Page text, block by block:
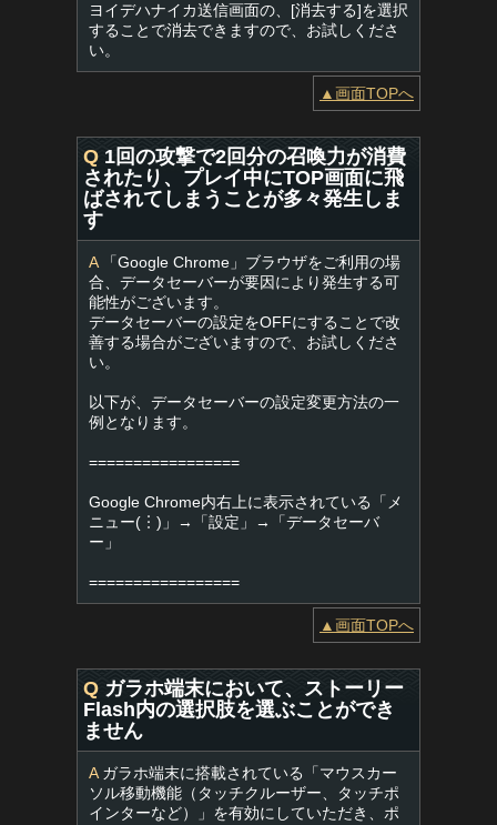
ヨイデハナイカ送信画面の、[消去する]を選択
することで消去できますので、お試しくださ
い。
▲画面TOPへ
Q 1回の攻撃で2回分の召喚力が消費
されたり、プレイ中にTOP画面に飛
ばされてしまうことが多々発生しま
す
A「Google Chrome」ブラウザをご利用の場
合、データセーバーが要因により発生する可
能性がございます。
データセーバーの設定をOFFにすることで改
善する場合がございますので、お試しくださ
い。
以下が、データセーバーの設定変更方法の一
例となります。
=================
Google Chrome内右上に表示されている「メ
ニュー(︙)」→「設定」→「データセーバ
ー」
=================
▲画面TOPへ
Q ガラホ端末において、ストーリー
Flash内の選択肢を選ぶことができ
ません
Aガラホ端末に搭載されている「マウスカー
ソル移動機能（タッチクルーザー、タッチポ
インターなど）」を有効にしていただき、ポ